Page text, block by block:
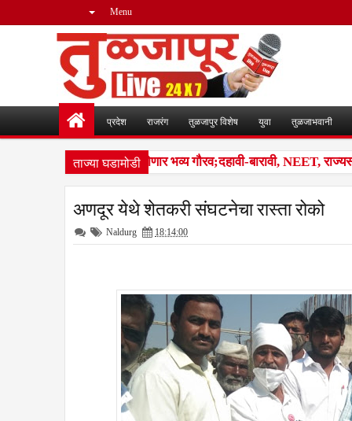
Menu
प्रदेश राजरंग तुळजापुर विशेष युवा तुळजाभवानी
ताज्या घडामोडी
समाजातील गुणवंतांचा होणार भव्य गौरव;दहावी-बारावी, NEET,
अणदूर येथे शेतकरी संघटनेचा रास्ता रोको
Naldurg 18:14:00